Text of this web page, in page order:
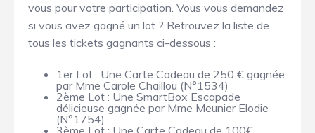
vous pour votre participation. Vous vous demandez
si vous avez gagné un lot ? Retrouvez la liste de
tous les tickets gagnants ci-dessous :
1er Lot : Une Carte Cadeau de 250 € gagnée
par Mme Carole Chaillou (N°1534)
2ème Lot : Une SmartBox Escapade
délicieuse gagnée par Mme Meunier Elodie
(N°1754)